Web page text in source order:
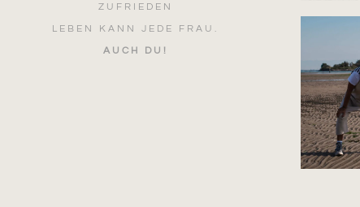
ZUFRIEDEN
LEBEN KANN JEDE FRAU.
AUCH DU!